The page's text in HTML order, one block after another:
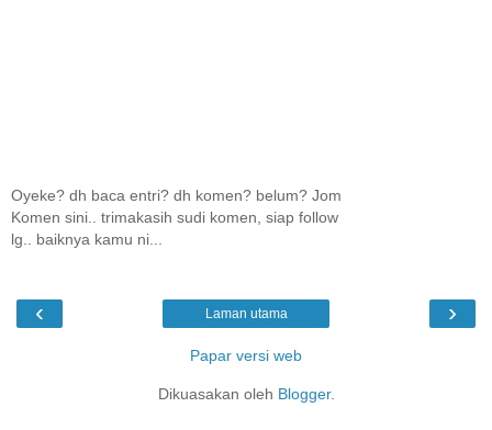
Oyeke? dh baca entri? dh komen? belum? Jom
Komen sini.. trimakasih sudi komen, siap follow
lg.. baiknya kamu ni...
‹ ›
Laman utama
Papar versi web
Dikuasakan oleh Blogger.